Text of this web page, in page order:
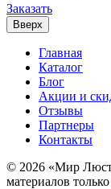
Заказать
Вверх
Главная
Каталог
Блог
Акции и
Отзывы
Партнеры
Контакты
© 2026 «Мир
материалов